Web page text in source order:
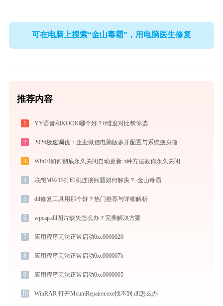
可在电脑上搜索“金山毒霸”，用电脑医生修复
推荐内容
1 YY语音和KOOK哪个好？6维度对比帮你选
2 2026极速调优：企业微信电脑版多开配置与系统瘦身指南，拒绝流氓捆绑
3
4 联想M9215打印机连接问题如何解决？-金山毒霸
5 dll修复工具用那个好？热门推荐与详细解析
6 wpcap.dll图片缺失怎么办？完美解决方案
7 应用程序无法正常启动0xc0000020
8 应用程序无法正常启动0xc000007b
9 应用程序无法正常启动0xc0000005
10 WinRAR 打开McumRepairer.exe找不到.dll怎么办